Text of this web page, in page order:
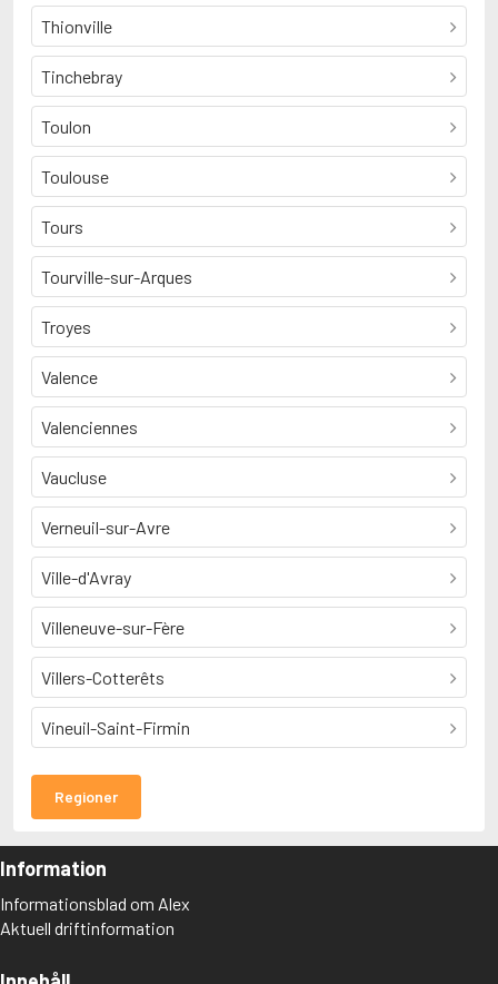
Thionville
Tinchebray
Toulon
Toulouse
Tours
Tourville-sur-Arques
Troyes
Valence
Valenciennes
Vaucluse
Verneuil-sur-Avre
Ville-d'Avray
Villeneuve-sur-Fère
Villers-Cotterêts
Vineuil-Saint-Firmin
Regioner
Information
Informationsblad om Alex
Aktuell driftinformation